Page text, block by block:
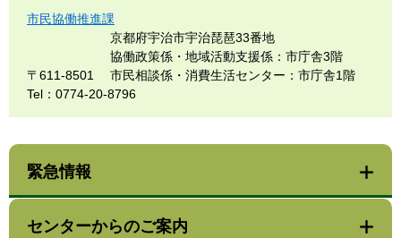
市民協働推進課
〒611-8501
京都府宇治市宇治琵琶33番地
協働政策係・地域活動支援係：市庁舎3階
市民相談係・消費生活センター：市庁舎1階
Tel：0774-20-8796
緊急情報
センターからのご案内